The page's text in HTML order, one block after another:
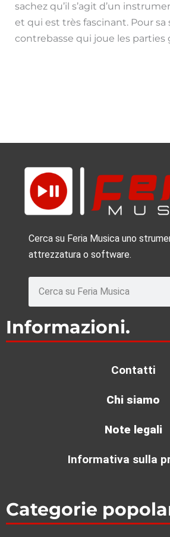
sachez qu’il s’agit d’un
et qui est très fascinant. Pour sa
contrebasse qui joue les parties
Cerca su Feria Musica uno
attrezzatura o software.
Informazioni.
Contatti
Chi siamo
Note legali
Informativa sulla
Categorie